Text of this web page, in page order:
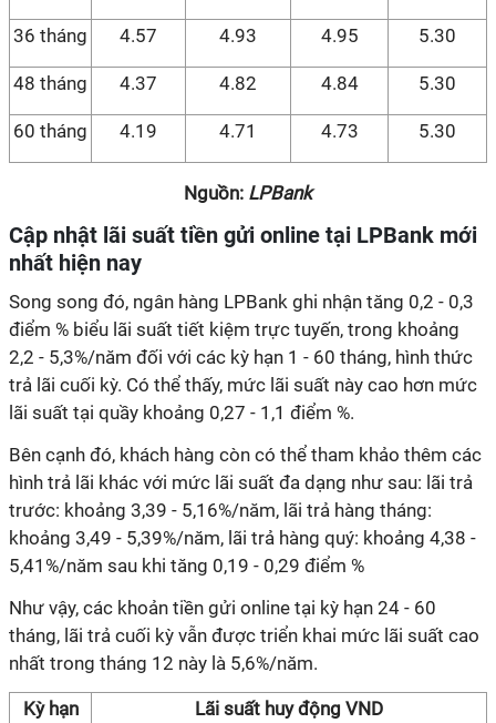
36 tháng 4.57 4.93 4.95 5.30
48 tháng 4.37 4.82 4.84 5.30
60 tháng 4.19 4.71 4.73 5.30
Nguồn: LPBank
Cập nhật lãi suất tiền gửi online tại LPBank mới
nhất hiện nay
Song song đó, ngân hàng LPBank ghi nhận tăng 0,2 - 0,3
điểm % biểu lãi suất tiết kiệm trực tuyến, trong khoảng
2,2 - 5,3%/năm đối với các kỳ hạn 1 - 60 tháng, hình thức
trả lãi cuối kỳ. Có thể thấy, mức lãi suất này cao hơn mức
lãi suất tại quầy khoảng 0,27 - 1,1 điểm %.
Bên cạnh đó, khách hàng còn có thể tham khảo thêm các
hình trả lãi khác với mức lãi suất đa dạng như sau: lãi trả
trước: khoảng 3,39 - 5,16%/năm, lãi trả hàng tháng:
khoảng 3,49 - 5,39%/năm, lãi trả hàng quý: khoảng 4,38 -
5,41%/năm sau khi tăng 0,19 - 0,29 điểm %
Như vậy, các khoản tiền gửi online tại kỳ hạn 24 - 60
tháng, lãi trả cuối kỳ vẫn được triển khai mức lãi suất cao
nhất trong tháng 12 này là 5,6%/năm.
Kỳ hạn Lãi suất huy động VND